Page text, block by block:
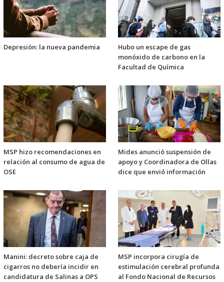
Depresión: la nueva pandemia
Hubo un escape de gas
monóxido de carbono en la
Facultad de Química
MSP hizo recomendaciones en
relación al consumo de agua de
OSE
Mides anunció suspensión de
apoyo y Coordinadora de Ollas
dice que envió información
Manini: decreto sobre caja de
cigarros no debería incidir en
candidatura de Salinas a OPS
MSP incorpora cirugía de
estimulación cerebral profunda
al Fondo Nacional de Recursos